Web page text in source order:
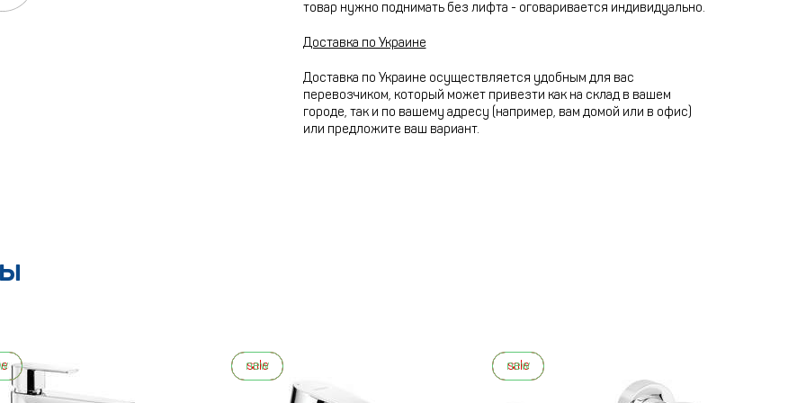
товар нужно поднимать без лифта - оговаривается индивидуально.
Доставка по Украине
Доставка по Украине осуществляется удобным для вас
перевозчиком, который может привезти как на склад в вашем
городе, так и по вашему адресу (например, вам домой или в офис)
или предложите ваш вариант.
sale
new sale
new